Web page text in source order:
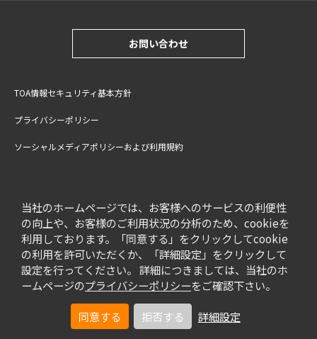
当社のホームページでは、お客様へのサービスの利便性
の向上や、お客様のご利用状況の分析のため、cookieを
利用しております。「同意する」をクリックしてcookie
の利用を許可いただくか、「詳細設定」をクリックして
設定を行ってください。 詳細につきましては、当社のホ
ームページのプライバシーポリシーをご確認下さい。
同意する 拒否する 詳細設定
お問い合わせ
TOA情報セキュリティ基本方針
プライバシーポリシー
ソーシャルメディアポリシーおよび利用規約
特定商取引法に基づく表記
© TOA Corporation. All Rights Reserved.